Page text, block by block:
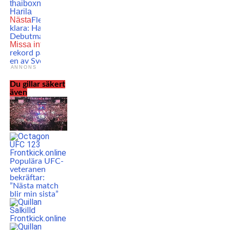
thaiboxning
Harila
Nästa Flera nya UFC-fajter
klara: Hatmatch! Titelmatch!
Debutmatch!
Missa inte
rekord på Instagram – bilden
en av Sveriges mest lajkade
ANNONS
Du gillar säkert
även
Populära UFC-
veteranen
bekräftar:
”Nästa match
blir min sista”